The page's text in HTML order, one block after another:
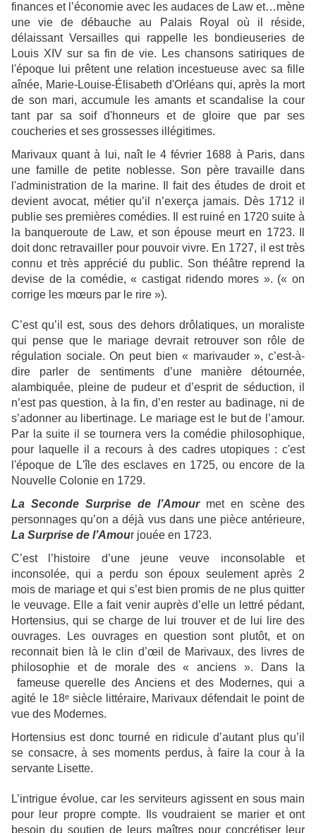
finances et l’économie avec les audaces de Law et…mène
une vie de débauche au Palais Royal où il réside,
délaissant Versailles qui rappelle les bondieuseries de
Louis XIV sur sa fin de vie. Les chansons satiriques de
l'époque lui prêtent une relation incestueuse avec sa fille
aînée, Marie-Louise-Élisabeth d'Orléans qui, après la mort
de son mari, accumule les amants et scandalise la cour
tant par sa soif d'honneurs et de gloire que par ses
coucheries et ses grossesses illégitimes.
Marivaux quant à lui, naît le 4 février 1688 à Paris, dans
une famille de petite noblesse. Son père travaille dans
l'administration de la marine. Il fait des études de droit et
devient avocat, métier qu’il n’exerça jamais. Dès 1712 il
publie ses premières comédies. Il est ruiné en 1720 suite à
la banqueroute de Law, et son épouse meurt en 1723. Il
doit donc retravailler pour pouvoir vivre. En 1727, il est très
connu et très apprécié du public. Son théâtre reprend la
devise de la comédie, « castigat ridendo mores ». (« on
corrige les mœurs par le rire »).
C’est qu’il est, sous des dehors drôlatiques, un moraliste
qui pense que le mariage devrait retrouver son rôle de
régulation sociale. On peut bien « marivauder », c’est-à-
dire parler de sentiments d’une manière détournée,
alambiquée, pleine de pudeur et d’esprit de séduction, il
n’est pas question, à la fin, d’en rester au badinage, ni de
s’adonner au libertinage. Le mariage est le but de l’amour.
Par la suite il se tournera vers la comédie philosophique,
pour laquelle il a recours à des cadres utopiques : c'est
l'époque de L'île des esclaves en 1725, ou encore de la
Nouvelle Colonie en 1729.
La Seconde Surprise de l’Amour met en scène des
personnages qu’on a déjà vus dans une pièce antérieure,
La Surprise de l’Amour jouée en 1723.
C’est l’histoire d’une jeune veuve inconsolable et
inconsolée, qui a perdu son époux seulement après 2
mois de mariage et qui s’est bien promis de ne plus quitter
le veuvage. Elle a fait venir auprès d’elle un lettré pédant,
Hortensius, qui se charge de lui trouver et de lui lire des
ouvrages. Les ouvrages en question sont plutôt, et on
reconnait bien là le clin d’œil de Marivaux, des livres de
philosophie et de morale des « anciens ». Dans la
fameuse querelle des Anciens et des Modernes, qui a
agité le 18ᵉ siècle littéraire, Marivaux défendait le point de
vue des Modernes.
Hortensius est donc tourné en ridicule d’autant plus qu’il
se consacre, à ses moments perdus, à faire la cour à la
servante Lisette.
L’intrigue évolue, car les serviteurs agissent en sous main
pour leur propre compte. Ils voudraient se marier et ont
besoin du soutien de leurs maîtres pour concrétiser leur